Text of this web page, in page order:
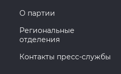
О партии
Региональные
отделения
Контакты пресс-службы